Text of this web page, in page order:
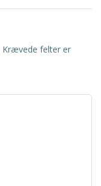
Krævede felter er